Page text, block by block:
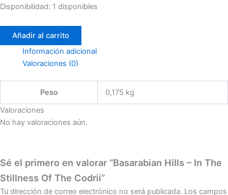
Disponibilidad: 1 disponibles
Añadir al carrito
Información adicional
Valoraciones (0)
Peso
0,175 kg
Valoraciones
No hay valoraciones aún.
Sé el primero en valorar “Basarabian Hills – In The
Stillness Of The Codrii”
Tu dirección de correo electrónico no será publicada. Los campos